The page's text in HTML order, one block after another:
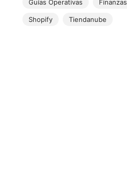
Guías Operativas Finanzas
Shopify Tiendanube